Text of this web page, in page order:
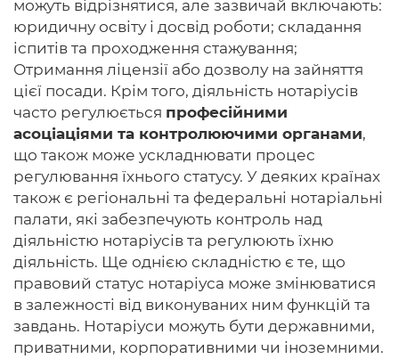
можуть відрізнятися, але зазвичай включають:
юридичну освіту і досвід роботи; складання
іспитів та проходження стажування;
Отримання ліцензії або дозволу на зайняття
цієї посади. Крім того, діяльність нотаріусів
часто регулюється професійними
асоціаціями та контролюючими органами,
що також може ускладнювати процес
регулювання їхнього статусу. У деяких країнах
також є регіональні та федеральні нотаріальні
палати, які забезпечують контроль над
діяльністю нотаріусів та регулюють їхню
діяльність. Ще однією складністю є те, що
правовий статус нотаріуса може змінюватися
в залежності від виконуваних ним функцій та
завдань. Нотаріуси можуть бути державними,
приватними, корпоративними чи іноземними.